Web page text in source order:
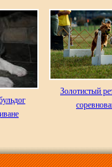
Золотистый